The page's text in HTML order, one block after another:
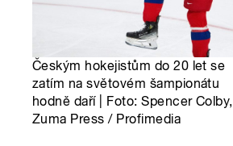
Českým hokejistům do 20 let se
zatím na světovém šampionátu
hodně daří | Foto: Spencer Colby,
Zuma Press / Profimedia